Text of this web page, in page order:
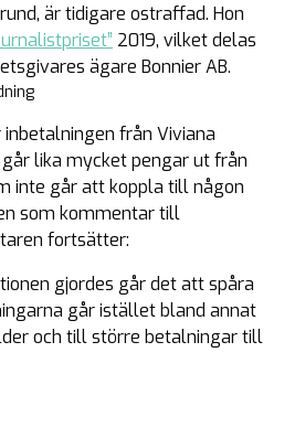
är tidigare ostraffad. Hon
2019, vilket delas
ägare Bonnier AB.
från Viviana
lika mycket pengar ut från
inte går att koppla till någon
som kommentar till
fortsätter:
gjordes går det att spåra
går istället bland annat
och till större betalningar till